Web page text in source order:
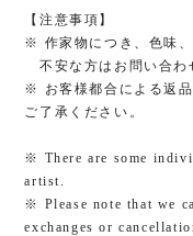
【注意事項】
※ 作家物につき、色味、
不安な方はお問い合わ
※ お客様都合による返
ご了承ください。
※ There are some
artist.
※ Please note that we
exchanges or